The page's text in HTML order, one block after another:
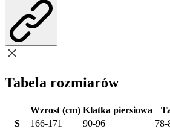
Tabela rozmiarów
Wzrost (cm) Klatka piersiowa
S
166-171 90-96 78-